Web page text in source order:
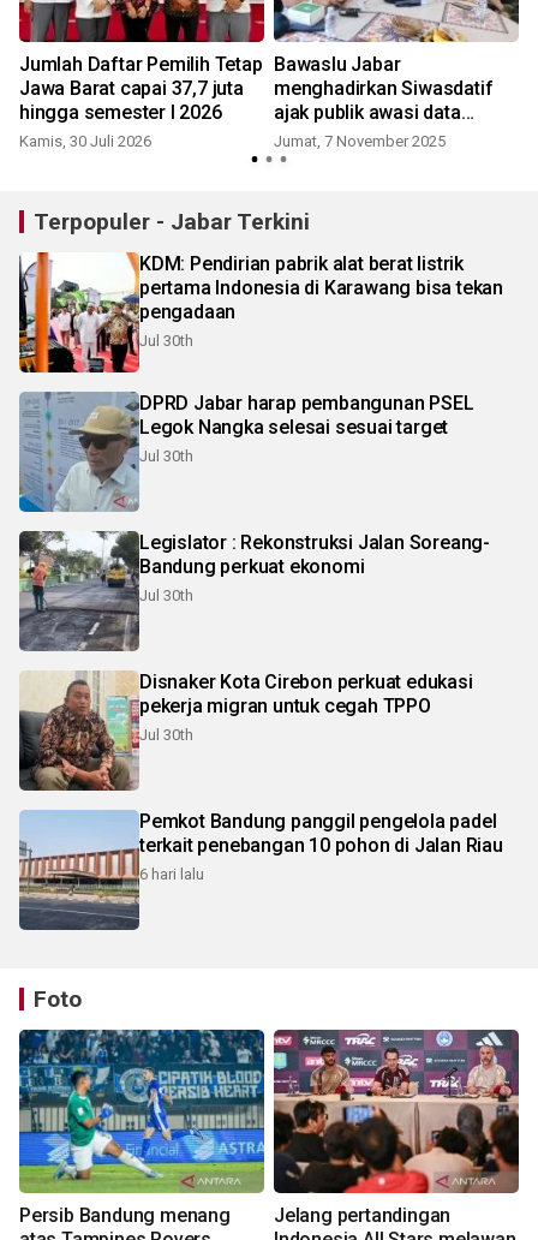
Jumlah Daftar Pemilih Tetap
Jawa Barat capai 37,7 juta
hingga semester I 2026
Kamis, 30 Juli 2026
Bawaslu Jabar
menghadirkan Siwasdatif
ajak publik awasi data
pemilih
Jumat, 7 November 2025
Terpopuler - Jabar Terkini
KDM: Pendirian pabrik alat berat listrik
pertama Indonesia di Karawang bisa tekan
pengadaan
Jul 30th
DPRD Jabar harap pembangunan PSEL
Legok Nangka selesai sesuai target
Jul 30th
Legislator : Rekonstruksi Jalan Soreang-
Bandung perkuat ekonomi
Jul 30th
Disnaker Kota Cirebon perkuat edukasi
pekerja migran untuk cegah TPPO
Jul 30th
Pemkot Bandung panggil pengelola padel
terkait penebangan 10 pohon di Jalan Riau
6 hari lalu
Foto
Persib Bandung menang
Jelang pertandingan